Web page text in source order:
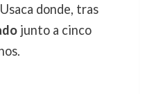
donde, tras
junto a cinco